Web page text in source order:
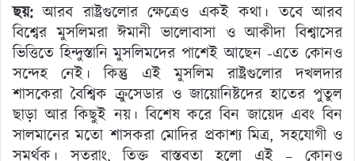
ছয়: আরব রাষ্ট্রগুলোর ক্ষেত্রেও একই কথা। তবে আরব
বিশ্বের মুসলিমরা ঈমানী ভালোবাসা ও আকীদা বিশ্বাসের
ভিত্তিতে হিন্দুস্তানি মুসলিমদের পাশেই আছেন -এতে কোনও
সন্দেহ নেই। কিন্তু এই মুসলিম রাষ্ট্রগুলোর দখলদার
শাসকেরা বৈশ্বিক ক্রুসেডার ও জায়োনিষ্টদের হাতের পুতুল
ছাড়া আর কিছুই নয়। বিশেষ করে বিন জায়েদ এবং বিন
সালমানের মতো শাসকরা মোদির প্রকাশ্য মিত্র, সহযোগী ও
সমর্থক। সুতরাং, তিক্ত বাস্তবতা হলো এই – কোনও